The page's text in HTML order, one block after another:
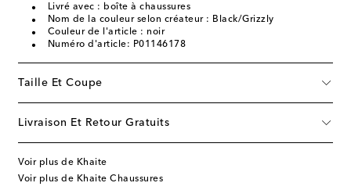
Livré avec : boîte à chaussures
Nom de la couleur selon créateur : Black/Grizzly
Couleur de l'article : noir
Numéro d'article: P01146178
Taille Et Coupe
Livraison Et Retour Gratuits
Voir plus de Khaite
Voir plus de Khaite Chaussures